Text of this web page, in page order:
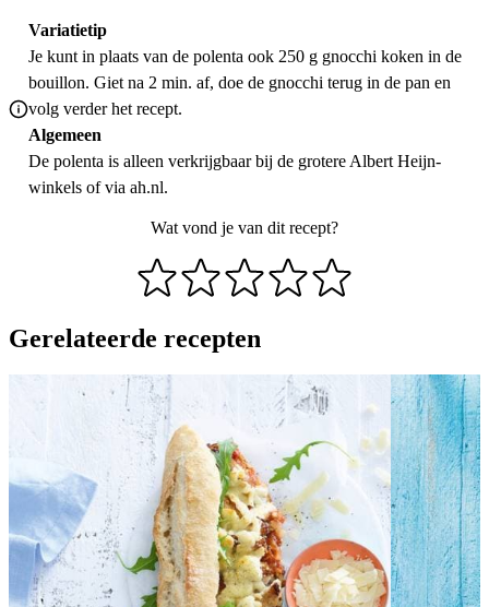
Variatietip
Je kunt in plaats van de polenta ook 250 g gnocchi koken in de
bouillon. Giet na 2 min. af, doe de gnocchi terug in de pan en
volg verder het recept.
Algemeen
De polenta is alleen verkrijgbaar bij de grotere Albert Heijn-
winkels of via ah.nl.
Wat vond je van dit recept?
Gerelateerde recepten